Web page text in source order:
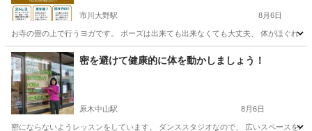
市川大野駅 8月6日
お寺の畳の上で行うヨガです。 ポーズは出来ても出来なくても大丈夫、 体がほぐれ
千葉 市川市 市川大野駅 ヨガ
密を避けて健康的に体を動かしましょう！
原木中山駅 8月6日
密にならないようレッスンをしています。 ダンススタジオなので、 広いスペースを